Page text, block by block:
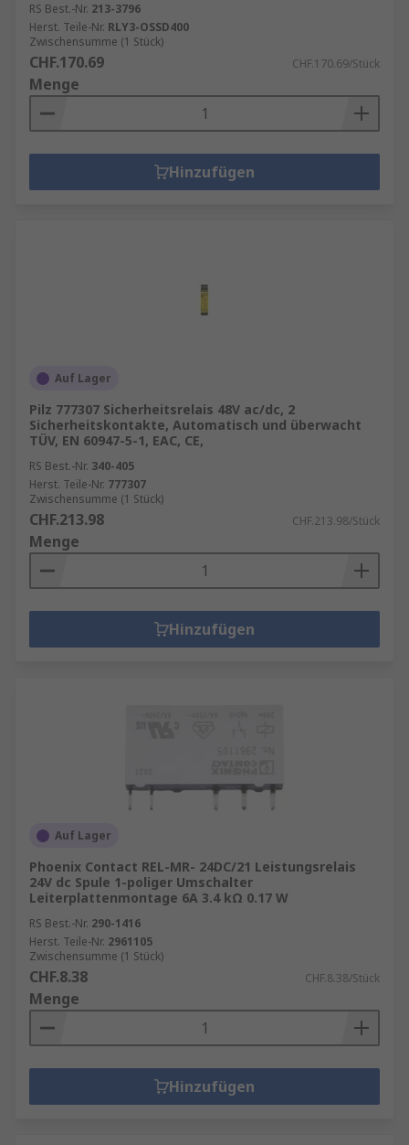
RS Best.-Nr. 213-3796
Herst. Teile-Nr. RLY3-OSSD400
Zwischensumme (1 Stück)
CHF.170.69 CHF.170.69/Stück
Menge
Hinzufügen
Auf Lager
Pilz 777307 Sicherheitsrelais 48V ac/dc, 2
Sicherheitskontakte, Automatisch und überwacht
TÜV, EN 60947-5-1, EAC, CE,
RS Best.-Nr. 340-405
Herst. Teile-Nr. 777307
Zwischensumme (1 Stück)
CHF.213.98 CHF.213.98/Stück
Menge
Hinzufügen
Auf Lager
Phoenix Contact REL-MR- 24DC/21 Leistungsrelais
24V dc Spule 1-poliger Umschalter
Leiterplattenmontage 6A 3.4 kΩ 0.17 W
RS Best.-Nr. 290-1416
Herst. Teile-Nr. 2961105
Zwischensumme (1 Stück)
CHF.8.38 CHF.8.38/Stück
Menge
Hinzufügen